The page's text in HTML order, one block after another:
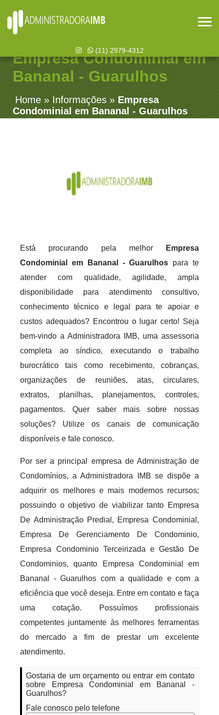
(11) 2979-4312
Empresa Condominial em
Bananal - Guarulhos
Home » Informações » Empresa
Condominial em Bananal - Guarulhos
Está procurando pela melhor
Empresa
Condominial em Bananal - Guarulhos para te
atender com qualidade, agilidade, ampla
disponibilidade para atendimento consultivo,
conhecimento técnico e legal para te apoiar e
custos adequados? Encontrou o lugar certo! Seja
bem-vindo a Administradora IMB, uma assessoria
completa ao síndico, executando o trabalho
burocrático tais como recebimento, cobranças,
organizações de reuniões, atas, circulares,
extratos, planilhas, planejamentos, controles,
pagamentos. Quer saber mais sobre nossas
soluções? Utilize os canais de comunicação
disponíveis e fale conosco.
Por ser a principal empresa de Administração de
Condomínios, a Administradora IMB se dispõe a
adquirir os melhores e mais modernos recursos;
possuindo o objetivo de viabilizar tanto Empresa
De Administração Predial, Empresa Condominial,
Empresa De Gerenciamento De Condominio,
Empresa Condominio Terceirizada e Gestão De
Condominios, quanto Empresa Condominial em
Bananal - Guarulhos com a qualidade e com a
eficiência que você deseja. Entre em contato e faça
uma cotação. Possuímos profissionais
competentes juntamente às melhores ferramentas
do mercado a fim de prestar um excelente
atendimento.
Gostaria de um orçamento ou entrar em contato
sobre Empresa Condominial em Bananal -
Guarulhos?
Fale conosco pelo telefone